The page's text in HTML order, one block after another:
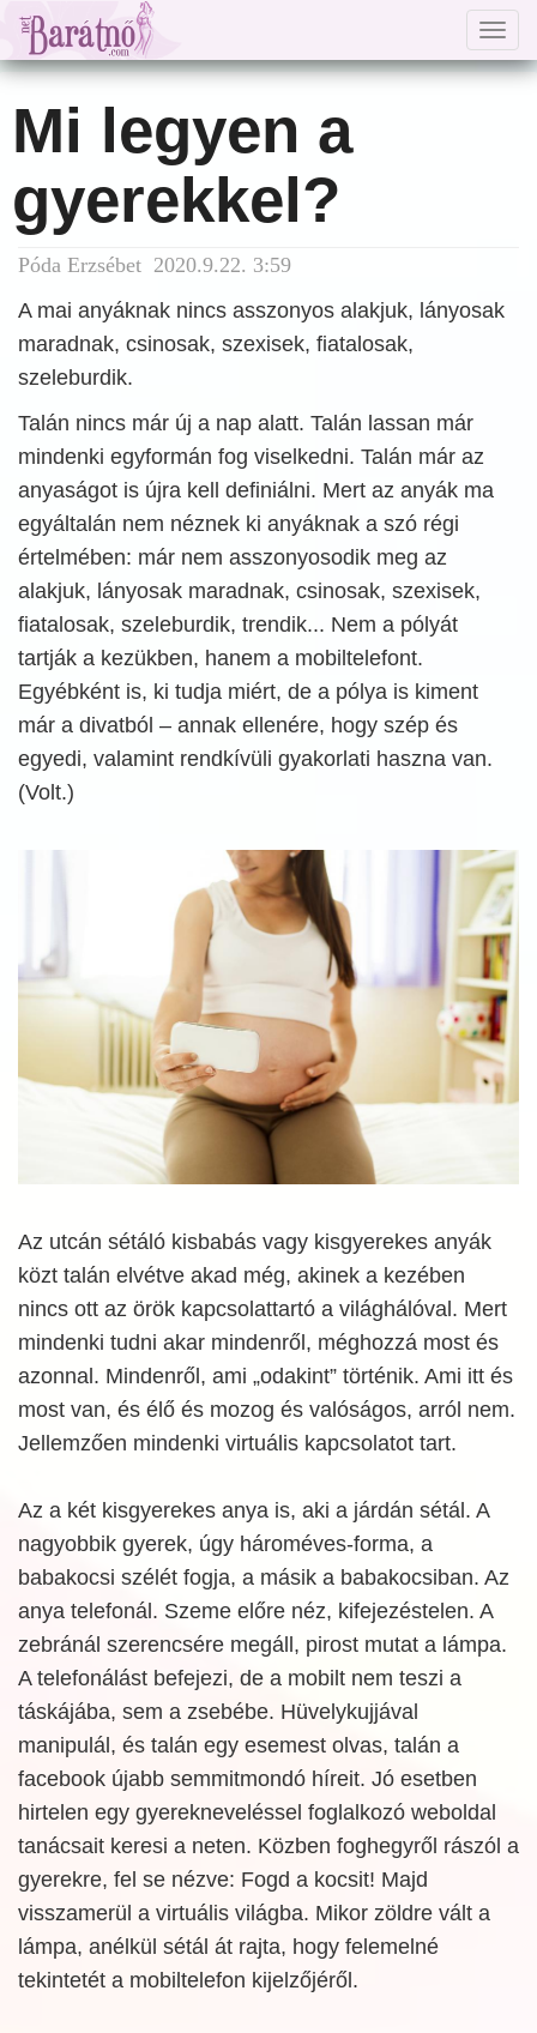
Mi legyen a
gyerekkel?
Póda Erzsébet 2020.9.22. 3:59
A mai anyáknak nincs asszonyos alakjuk, lányosak
maradnak, csinosak, szexisek, fiatalosak,
szeleburdik.
Talán nincs már új a nap alatt. Talán lassan már
mindenki egyformán fog viselkedni. Talán már az
anyaságot is újra kell definiálni. Mert az anyák ma
egyáltalán nem néznek ki anyáknak a szó régi
értelmében: már nem asszonyosodik meg az
alakjuk, lányosak maradnak, csinosak, szexisek,
fiatalosak, szeleburdik, trendik... Nem a pólyát
tartják a kezükben, hanem a mobiltelefont.
Egyébként is, ki tudja miért, de a pólya is kiment
már a divatból – annak ellenére, hogy szép és
egyedi, valamint rendkívüli gyakorlati haszna van.
(Volt.)
Az utcán sétáló kisbabás vagy kisgyerekes anyák
közt talán elvétve akad még, akinek a kezében
nincs ott az örök kapcsolattartó a világhálóval. Mert
mindenki tudni akar mindenről, méghozzá most és
azonnal. Mindenről, ami „odakint” történik. Ami itt és
most van, és élő és mozog és valóságos, arról nem.
Jellemzően mindenki virtuális kapcsolatot tart.
Az a két kisgyerekes anya is, aki a járdán sétál. A
nagyobbik gyerek, úgy hároméves-forma, a
babakocsi szélét fogja, a másik a babakocsiban. Az
anya telefonál. Szeme előre néz, kifejezéstelen. A
zebránál szerencsére megáll, pirost mutat a lámpa.
A telefonálást befejezi, de a mobilt nem teszi a
táskájába, sem a zsebébe. Hüvelykujjával
manipulál, és talán egy esemest olvas, talán a
facebook újabb semmitmondó híreit. Jó esetben
hirtelen egy gyerekneveléssel foglalkozó weboldal
tanácsait keresi a neten. Közben foghegyről rászól a
gyerekre, fel se nézve: Fogd a kocsit! Majd
visszamerül a virtuális világba. Mikor zöldre vált a
lámpa, anélkül sétál át rajta, hogy felemelné
tekintetét a mobiltelefon kijelzőjéről.